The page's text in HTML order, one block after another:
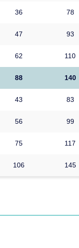
36 78
47 93
62 110
88 140
43 83
56 99
75 117
106 145